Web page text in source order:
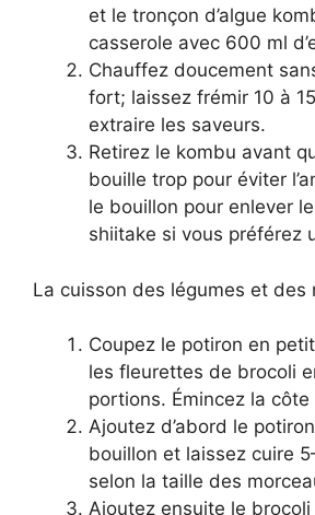
et le tronçon d’algue
casserole avec 600 ml
Chauffez doucement
fort; laissez frémir 10 à
extraire les saveurs.
Retirez le kombu avant
bouille trop pour éviter
le bouillon pour enlever
shiitake si vous préférez
La cuisson des légumes et des
Coupez le potiron en
les fleurettes de brocoli
portions. Émincez la côte
Ajoutez d’abord le
bouillon et laissez cuire
selon la taille des
Ajoutez ensuite le